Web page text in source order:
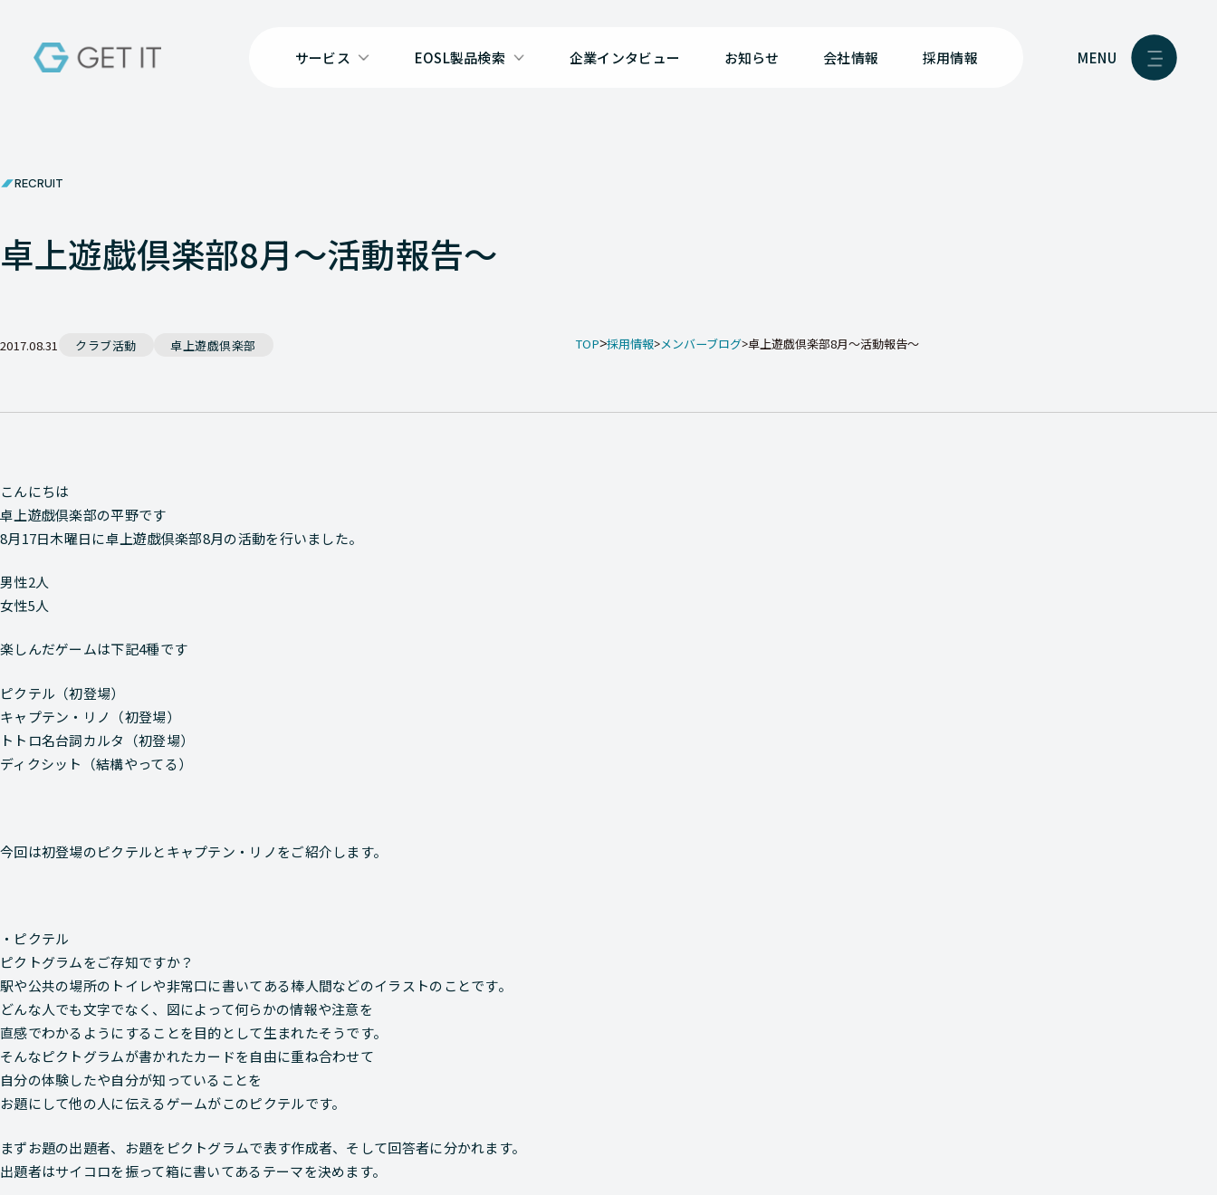
サービス EOSL製品検索 企業インタビュー お知らせ 会社情報 採用情報 MENU
RECRUIT
卓上遊戯倶楽部8月～活動報告～
2017.08.31 クラブ活動 卓上遊戯倶楽部 TOP 採用情報 メンバーブログ 卓上遊戯倶楽部8月～活動報告～
こんにちは
卓上遊戯倶楽部の平野です
8月17日木曜日に卓上遊戯倶楽部8月の活動を行いました。
男性2人
女性5人
楽しんだゲームは下記4種です
ピクテル（初登場）
キャプテン・リノ（初登場）
トトロ名台詞カルタ（初登場）
ディクシット（結構やってる）
今回は初登場のピクテルとキャプテン・リノをご紹介します。
・ピクテル
ピクトグラムをご存知ですか？
駅や公共の場所のトイレや非常口に書いてある棒人間などのイラストのことです。
どんな人でも文字でなく、図によって何らかの情報や注意を
直感でわかるようにすることを目的として生まれたそうです。
そんなピクトグラムが書かれたカードを自由に重ね合わせて
自分の体験したや自分が知っていることを
お題にして他の人に伝えるゲームがこのピクテルです。
まずお題の出題者、お題をピクトグラムで表す作成者、そして回答者に分かれます。
出題者はサイコロを振って箱に書いてあるテーマを決めます。